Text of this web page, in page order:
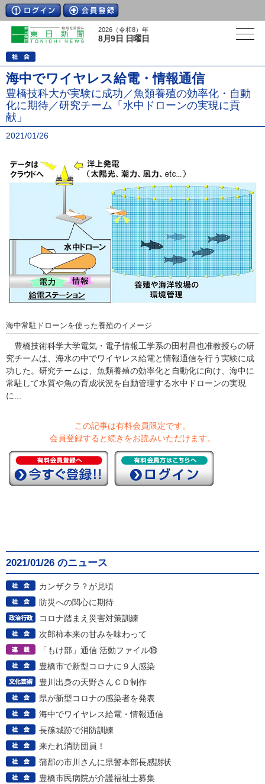
2026（令和8）年
8月9日 日曜日
海中でワイヤレス給電・情報通信
豊橋技科大が実験に成功／魚類養殖の効率化・自動
化に期待／研究チーム「水中ドローンの実現に貢
献」
2021/01/26
海中常駐ドローンを使った養殖のイメージ
豊橋技術科学大学電気・電子情報工学系の田村昌也准教授らの研
究チームは、海水の中でワイヤレス給電と情報通信を行う実験に成
功した。研究チームは、魚類養殖の効率化と自動化に向け、海中に
常駐して水質や魚の育成状況を自動管理する水中ドローンの実現
に...
この記事は有料会員限定です。
会員登録すると続きをお読みいただけます。
2021/01/26 のニュース
カンザクラ？が見頃
防災への関心に期待
コロナ踏まえ災害対策訓練
次郎柿本来の甘みを味わって
「もけ部」通信 活動ファイル⑱
豊橋市で新型コロナに９人感染
豊川出身の天野さんＣＤ制作
県が新型コロナの感染者を発表
海中でワイヤレス給電・情報通信
長篠城跡で消防訓練
来たれ消防団員！
蒲郡の市川さんに県警本部長感謝状
豊橋市民病院が介護福祉士募集